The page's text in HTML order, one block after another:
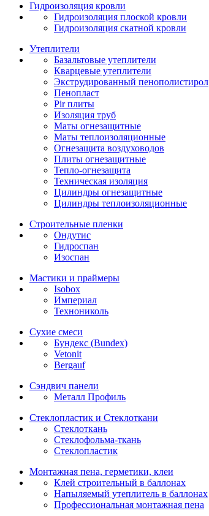
Гидроизоляция кровли
Гидроизоляция плоской кровли
Гидроизоляция скатной кровли
Утеплители
Базальтовые утеплители
Кварцевые утеплители
Экструдированный пенополистирол
Пенопласт
Pir плиты
Изоляция труб
Маты огнезащитные
Маты теплоизоляционные
Огнезащита воздуховодов
Плиты огнезащитные
Тепло-огнезащита
Техническая изоляция
Цилиндры огнезащитные
Цилиндры теплоизоляционные
Строительные пленки
Ондутис
Гидроспан
Изоспан
Мастики и праймеры
Isobox
Империал
Технониколь
Сухие смеси
Бундекс (Bundex)
Vetonit
Bergauf
Сэндвич панели
Металл Профиль
Стеклопластик и Стеклоткани
Стеклоткань
Стеклофольма-ткань
Стеклопластик
Монтажная пена, герметики, клеи
Клей строительный в баллонах
Напыляемый утеплитель в баллонах
Профессиональная монтажная пена